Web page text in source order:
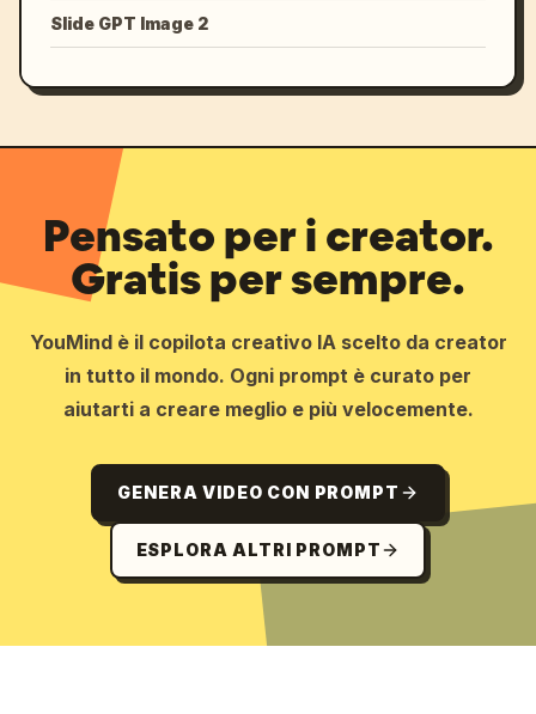
Slide GPT Image 2
Pensato per i creator.
Gratis per sempre.
YouMind è il copilota creativo IA scelto da creator
in tutto il mondo. Ogni prompt è curato per
aiutarti a creare meglio e più velocemente.
GENERA VIDEO CON PROMPT
ESPLORA ALTRI PROMPT